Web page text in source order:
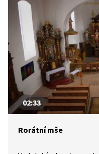
02:33
Rorátní mše